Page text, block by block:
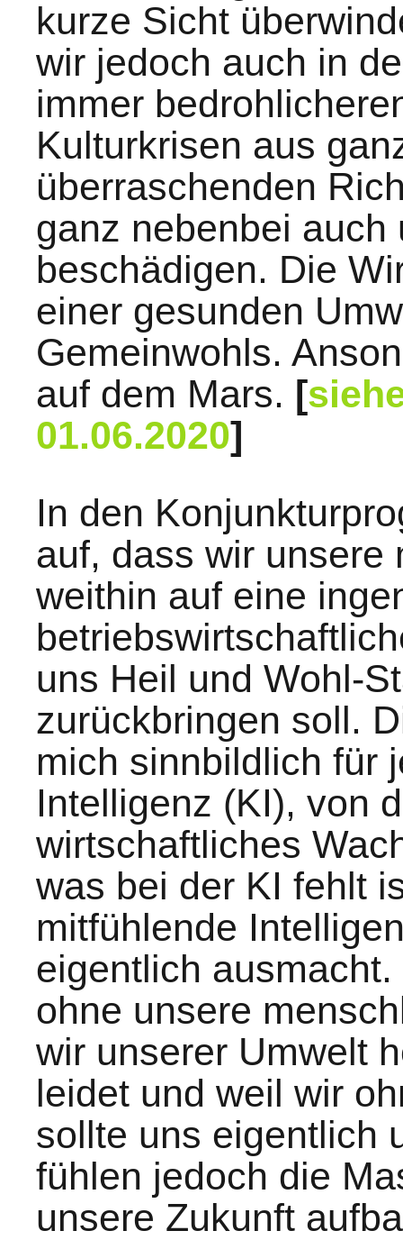
kurze Sicht
wir jedoch auch in
immer
Kulturkrisen aus
überraschenden
ganz nebenbei
beschädigen. Die
einer gesunden
Gemeinwohls.
auf dem Mars. [
01.06.2020]
In den
auf, dass wir unsere
weithin auf eine
uns Heil und Wohl-
zurückbringen soll.
mich sinnbildlich für
Intelligenz (KI), von
wirtschaftliches
was bei der KI fehlt
mitfühlende
eigentlich
ohne unsere
wir unserer Umwelt
leidet und weil wir
sollte uns eigentlich
fühlen jedoch die
unsere Zukunft